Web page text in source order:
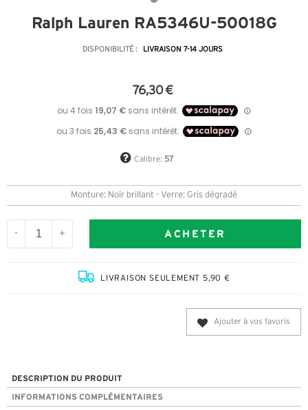
Ralph Lauren RA5346U-50018G
DISPONIBILITÉ : LIVRAISON 7-14 JOURS
76,30 €
Calibre: 57
Monture: Noir brillant - Verre: Gris dégradé
- + ACHETER
LIVRAISON SEULEMENT 5,90 €
Ajouter à vos favoris
DESCRIPTION DU PRODUIT
INFORMATIONS COMPLÉMENTAIRES